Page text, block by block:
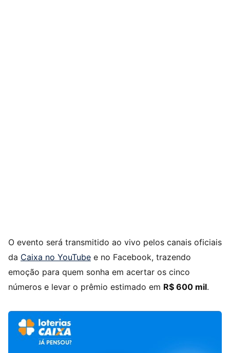
O evento será transmitido ao vivo pelos canais oficiais
da Caixa no YouTube e no Facebook, trazendo
emoção para quem sonha em acertar os cinco
números e levar o prêmio estimado em R$ 600 mil.